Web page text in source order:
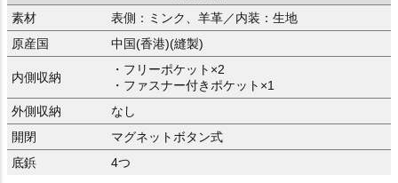
素材
表側：ミンク、羊革／内装：生地
原産国
中国(香港)(縫製)
内側収納
・フリーポケット×2
・ファスナー付きポケット×1
外側収納
なし
開閉
マグネットボタン式
底鋲
4つ